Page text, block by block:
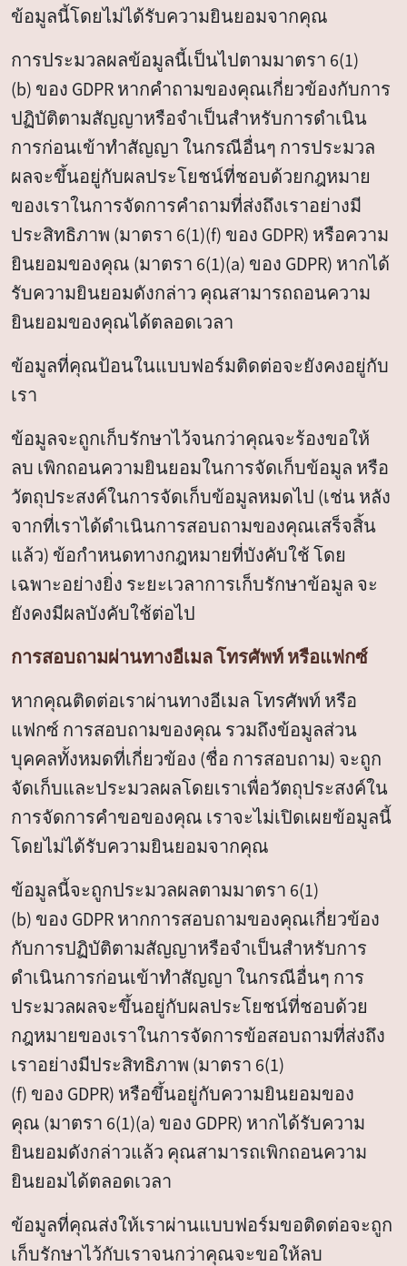
ข้อมูลนี้โดยไม่ได้รับความยินยอมจากคุณ
การประมวลผลข้อมูลนี้เป็นไปตามมาตรา 6(1)
(b) ของ GDPR หากคำถามของคุณเกี่ยวข้องกับการ
ปฏิบัติตามสัญญาหรือจำเป็นสำหรับการดำเนิน
การก่อนเข้าทำสัญญา ในกรณีอื่นๆ การประมวล
ผลจะขึ้นอยู่กับผลประโยชน์ที่ชอบด้วยกฎหมาย
ของเราในการจัดการคำถามที่ส่งถึงเราอย่างมี
ประสิทธิภาพ (มาตรา 6(1)(f) ของ GDPR) หรือความ
ยินยอมของคุณ (มาตรา 6(1)(a) ของ GDPR) หากได้
รับความยินยอมดังกล่าว คุณสามารถถอนความ
ยินยอมของคุณได้ตลอดเวลา
ข้อมูลที่คุณป้อนในแบบฟอร์มติดต่อจะยังคงอยู่กับ
เรา
ข้อมูลจะถูกเก็บรักษาไว้จนกว่าคุณจะร้องขอให้
ลบ เพิกถอนความยินยอมในการจัดเก็บข้อมูล หรือ
วัตถุประสงค์ในการจัดเก็บข้อมูลหมดไป (เช่น หลัง
จากที่เราได้ดำเนินการสอบถามของคุณเสร็จสิ้น
แล้ว) ข้อกำหนดทางกฎหมายที่บังคับใช้ โดย
เฉพาะอย่างยิ่ง ระยะเวลาการเก็บรักษาข้อมูล จะ
ยังคงมีผลบังคับใช้ต่อไป
การสอบถามผ่านทางอีเมล โทรศัพท์ หรือแฟกซ์
หากคุณติดต่อเราผ่านทางอีเมล โทรศัพท์ หรือ
แฟกซ์ การสอบถามของคุณ รวมถึงข้อมูลส่วน
บุคคลทั้งหมดที่เกี่ยวข้อง (ชื่อ การสอบถาม) จะถูก
จัดเก็บและประมวลผลโดยเราเพื่อวัตถุประสงค์ใน
การจัดการคำขอของคุณ เราจะไม่เปิดเผยข้อมูลนี้
โดยไม่ได้รับความยินยอมจากคุณ
ข้อมูลนี้จะถูกประมวลผลตามมาตรา 6(1)
(b) ของ GDPR หากการสอบถามของคุณเกี่ยวข้อง
กับการปฏิบัติตามสัญญาหรือจำเป็นสำหรับการ
ดำเนินการก่อนเข้าทำสัญญา ในกรณีอื่นๆ การ
ประมวลผลจะขึ้นอยู่กับผลประโยชน์ที่ชอบด้วย
กฎหมายของเราในการจัดการข้อสอบถามที่ส่งถึง
เราอย่างมีประสิทธิภาพ (มาตรา 6(1)
(f) ของ GDPR) หรือขึ้นอยู่กับความยินยอมของ
คุณ (มาตรา 6(1)(a) ของ GDPR) หากได้รับความ
ยินยอมดังกล่าวแล้ว คุณสามารถเพิกถอนความ
ยินยอมได้ตลอดเวลา
ข้อมูลที่คุณส่งให้เราผ่านแบบฟอร์มขอติดต่อจะถูก
เก็บรักษาไว้กับเราจนกว่าคุณจะขอให้ลบ